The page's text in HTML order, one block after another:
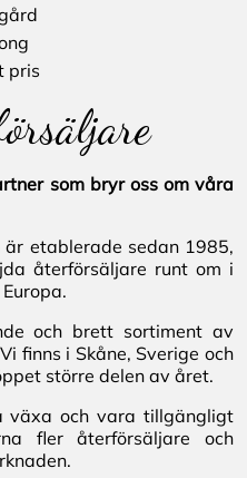
pris
som bryr oss om våra
etablerade sedan 1985,
återförsäljare runt om i
och brett sortiment av
finns i Skåne, Sverige och
större delen av året.
växa och vara tillgängligt
fler återförsäljare och